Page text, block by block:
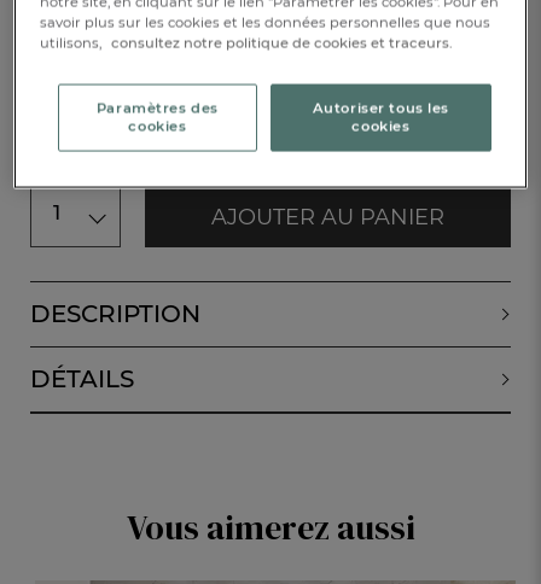
50x100cm
1 AJOUTER AU PANIER
DESCRIPTION
DÉTAILS
Vous aimerez aussi
savoir plus sur les cookies et les données personnelles que nous
utilisons, consultez notre politique de cookies et traceurs.
Paramètres des
cookies
Autoriser tous les
cookies